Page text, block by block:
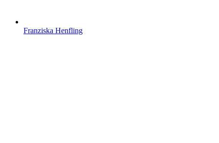
Franziska Henfling